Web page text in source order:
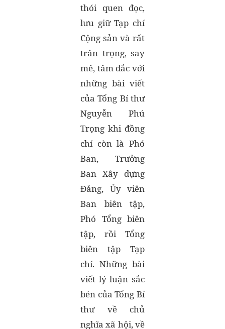
thói quen đọc,
lưu giữ Tạp chí
Cộng sản và rất
trân trọng, say
mê, tâm đắc với
những bài viết
của Tổng Bí thư
Nguyễn Phú
Trọng khi đồng
chí còn là Phó
Ban, Trưởng
Ban Xây dựng
Đảng, Ủy viên
Ban biên tập,
Phó Tổng biên
tập, rồi Tổng
biên tập Tạp
chí. Những bài
viết lý luận sắc
bén của Tổng Bí
thư về chủ
nghĩa xã hội, về